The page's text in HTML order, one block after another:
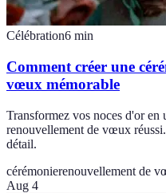
Célébration6 min
Comment créer une
vœux mémorable
Transformez vos noces d'or
renouvellement de vœux
détail.
cérémonierenouvellement de
Aug 4